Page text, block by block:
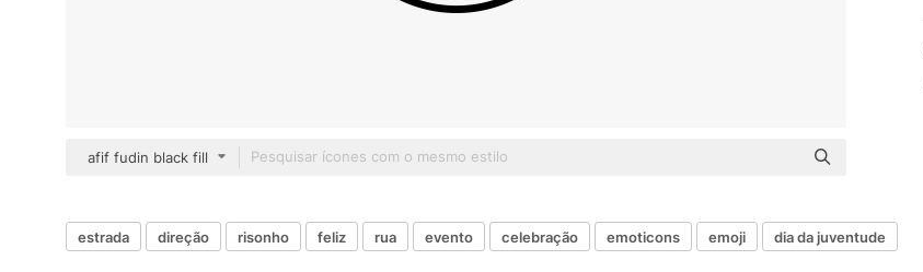
afif fudin black fill
estrada direção risonho feliz rua evento celebração emoticons emoji dia da juventude